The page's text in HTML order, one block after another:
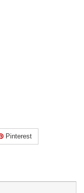
Pinterest